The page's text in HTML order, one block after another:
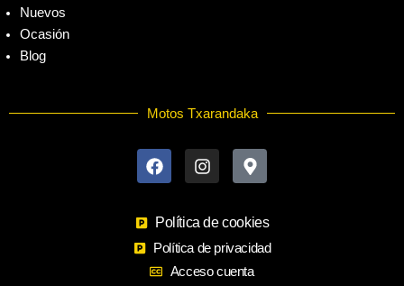
Nuevos
Ocasión
Blog
Motos Txarandaka
a
c
o
o
k
n
s
g
r
a
m
a
p
a
r
k
e
Política de cookies
Política de privacidad
Acceso cuenta